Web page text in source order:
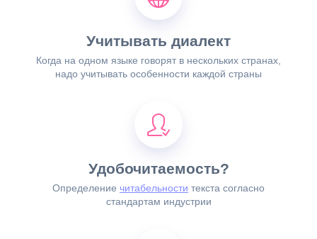
Учитывать диалект
Когда на одном языке говорят в нескольких странах,
надо учитывать особенности каждой страны
Удобочитаемость?
Определение читабельности текста согласно
стандартам индустрии